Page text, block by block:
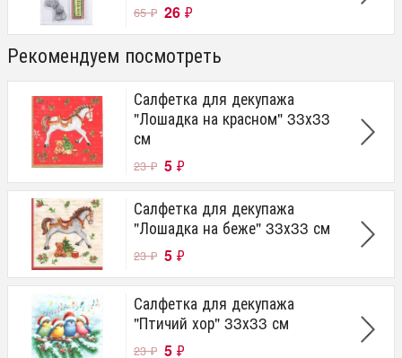
65₽ 26 ₽
Рекомендуем посмотреть
Салфетка для декупажа
"Лошадка на красном" 33х33
см
23₽ 5 ₽
Салфетка для декупажа
"Лошадка на беже" 33х33 см
23₽ 5 ₽
Салфетка для декупажа
"Птичий хор" 33х33 см
23₽ 5 ₽